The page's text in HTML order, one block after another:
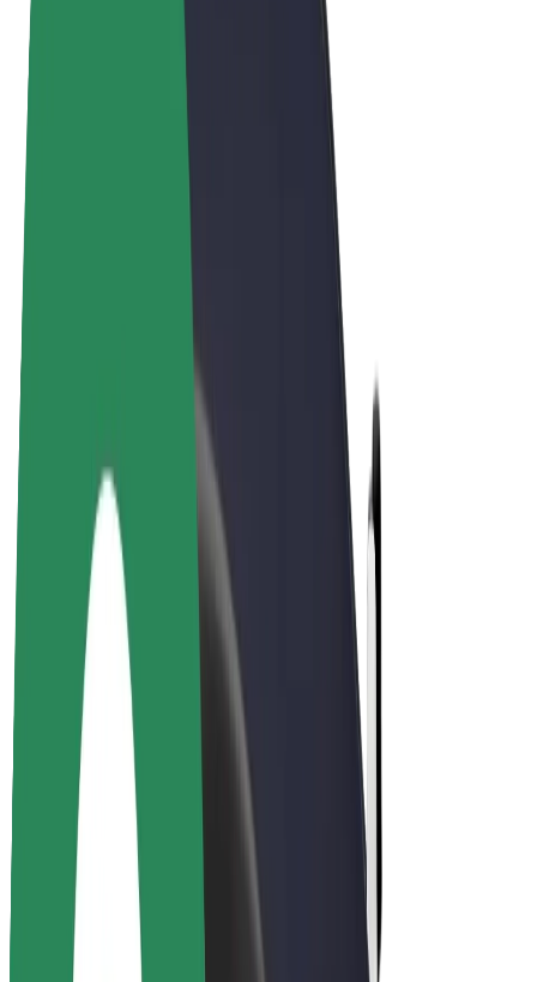
El-sykler
Bolt Pluss
Tjen med Bolt
Sjåfører
Sjåførinntekter
Leveringsbud
Inntekter for leveringsbud
Bolt Food-partnere
Flåter
Franchiser
Karrierer